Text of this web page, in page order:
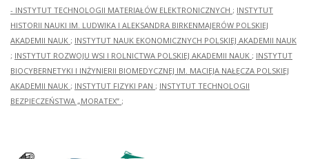
- INSTYTUT TECHNOLOGII MATERIAŁÓW ELEKTRONICZNYCH ; INSTYTUT
HISTORII NAUKI IM. LUDWIKA I ALEKSANDRA BIRKENMAJERÓW POLSKIEJ
AKADEMII NAUK ; INSTYTUT NAUK EKONOMICZNYCH POLSKIEJ AKADEMII NAUK
; INSTYTUT ROZWOJU WSI I ROLNICTWA POLSKIEJ AKADEMII NAUK ; INSTYTUT
BIOCYBERNETYKI I INŻYNIERII BIOMEDYCZNEJ IM. MACIEJA NAŁĘCZA POLSKIEJ
AKADEMII NAUK ; INSTYTUT FIZYKI PAN ; INSTYTUT TECHNOLOGII
BEZPIECZEŃSTWA „MORATEX” ;